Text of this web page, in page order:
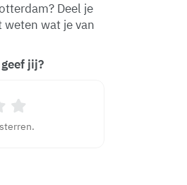
Deel je
wat je van
jij?